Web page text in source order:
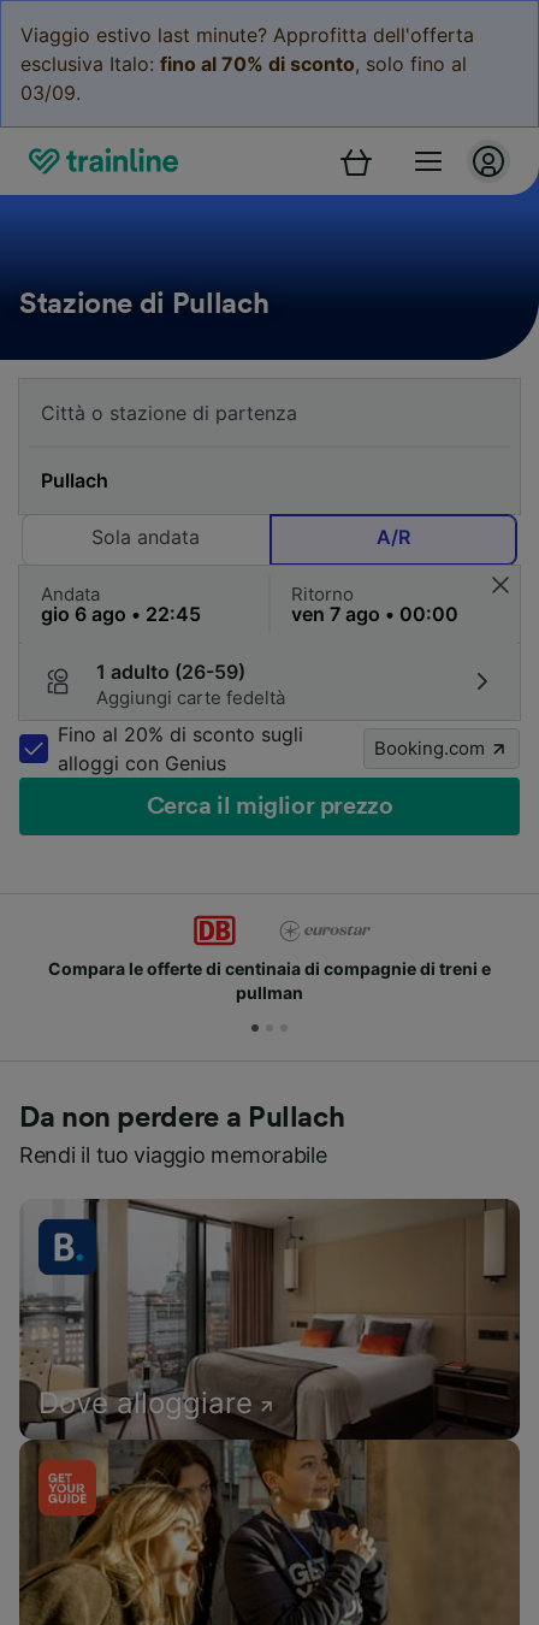
Viaggio estivo last minute? Approfitta dell'offerta
esclusiva Italo: fino al 70% di sconto, solo fino al
03/09.
Stazione di Pullach
Sola andata A/R
Andata Ritorno
1 adulto (26-59)
Aggiungi carte fedeltà
Fino al 20% di sconto sugli
alloggi con Genius
Booking.com
Cerca il miglior prezzo
Compara le offerte di centinaia di compagnie di treni e
pullman
Da non perdere a Pullach
Rendi il tuo viaggio memorabile
Dove alloggiare